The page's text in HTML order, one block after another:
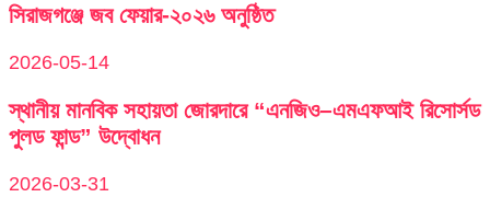
সিরাজগঞ্জে জব ফেয়ার-২০২৬ অনুষ্ঠিত
2026-05-14
স্থানীয় মানবিক সহায়তা জোরদারে “এনজিও–এমএফআই রিসোর্সড
পুলড ফান্ড” উদ্বোধন
2026-03-31